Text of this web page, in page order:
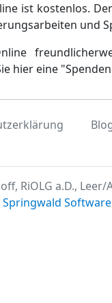
ist kostenlos.
und
hier eine
RiOLG a.D., Leer/
Springwald Software